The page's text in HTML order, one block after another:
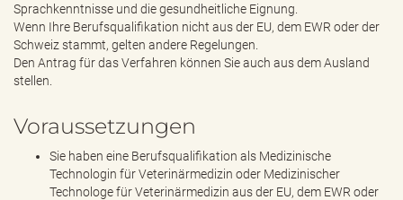
Sprachkenntnisse und die gesundheitliche Eignung.
Wenn Ihre Berufsqualifikation nicht aus der EU, dem EWR oder der
Schweiz stammt, gelten andere Regelungen.
Den Antrag für das Verfahren können Sie auch aus dem Ausland
stellen.
Voraussetzungen
Sie haben eine Berufsqualifikation als Medizinische
Technologin für Veterinärmedizin oder Medizinischer
Technologe für Veterinärmedizin aus der EU, dem EWR oder